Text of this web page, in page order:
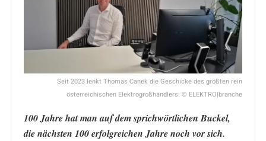
Seit 2023 lenkt Thomas Canek die Geschicke des größten rein
österreichischen Elektrogroßhändlers. © ELEKTRO|branche
100 Jahre hat man auf dem sprichwörtlichen Buckel,
die nächsten 100 erfolgreichen Jahre noch vor sich.